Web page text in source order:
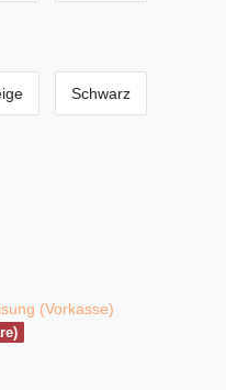
Schwarz
(Vorkasse)